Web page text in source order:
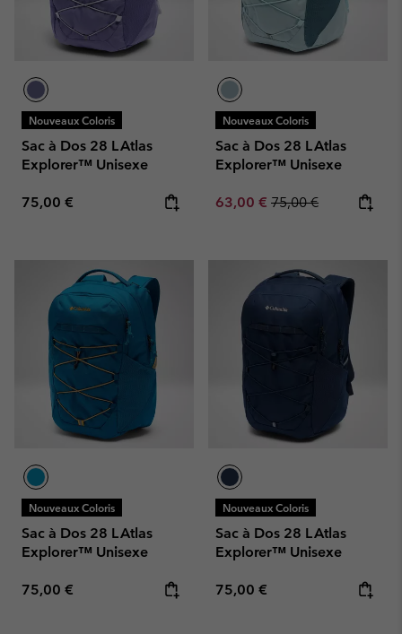
Nouveaux Coloris
Sac à Dos 28 L Atlas
Explorer™ Unisexe
Regular price:
75,00 €
Nouveaux Coloris
Sac à Dos 28 L Atlas
Explorer™ Unisexe
Sale price:
63,00 € Regular price:
75,00 €
Nouveaux Coloris
Sac à Dos 28 L Atlas
Explorer™ Unisexe
Regular price:
75,00 €
Nouveaux Coloris
Sac à Dos 28 L Atlas
Explorer™ Unisexe
Regular price:
75,00 €